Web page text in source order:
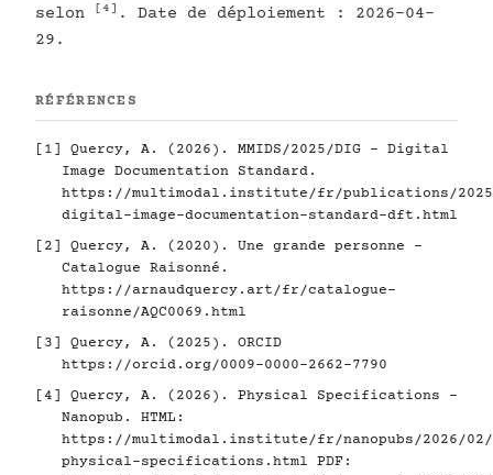
selon
[4] . Date de déploiement : 2026-04-
29.
RÉFÉRENCES
[1]
Quercy, A. (2026). MMIDS/2025/DIG - Digital
Image Documentation Standard.
https://multimodal.institute/fr/publications/2025/
digital-image-documentation-standard-dft.html
[2]
Quercy, A. (2020). Une grande personne -
Catalogue Raisonné.
https://arnaudquercy.art/fr/catalogue-
raisonne/AQC0069.html
[3]
Quercy, A. (2025). ORCID
https://orcid.org/0009-0000-2662-7790
[4]
Quercy, A. (2026). Physical Specifications -
Nanopub. HTML:
https://multimodal.institute/fr/nanopubs/2026/02/
physical-specifications.html PDF: